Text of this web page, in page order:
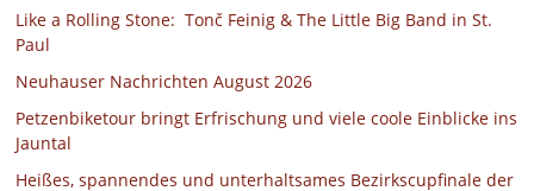
Like a Rolling Stone: Tonč Feinig & The Little Big Band in St.
Paul
Neuhauser Nachrichten August 2026
Petzenbiketour bringt Erfrischung und viele coole Einblicke ins
Jauntal
Heißes, spannendes und unterhaltsames Bezirkscupfinale der